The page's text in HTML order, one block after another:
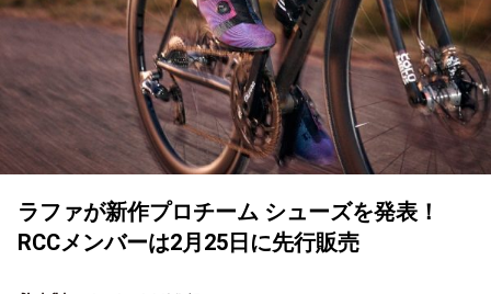
ラファが新作プロチーム シューズを発表！
RCCメンバーは2月25日に先行販売